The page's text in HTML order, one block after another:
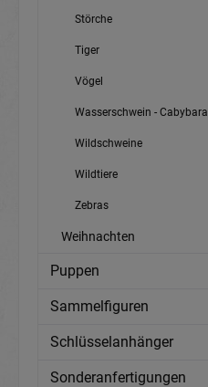
Störche
Tiger
Vögel
Wasserschwein - Cabybara
Wildschweine
Wildtiere
Zebras
Weihnachten
Puppen
Sammelfiguren
Schlüsselanhänger
Sonderanfertigungen